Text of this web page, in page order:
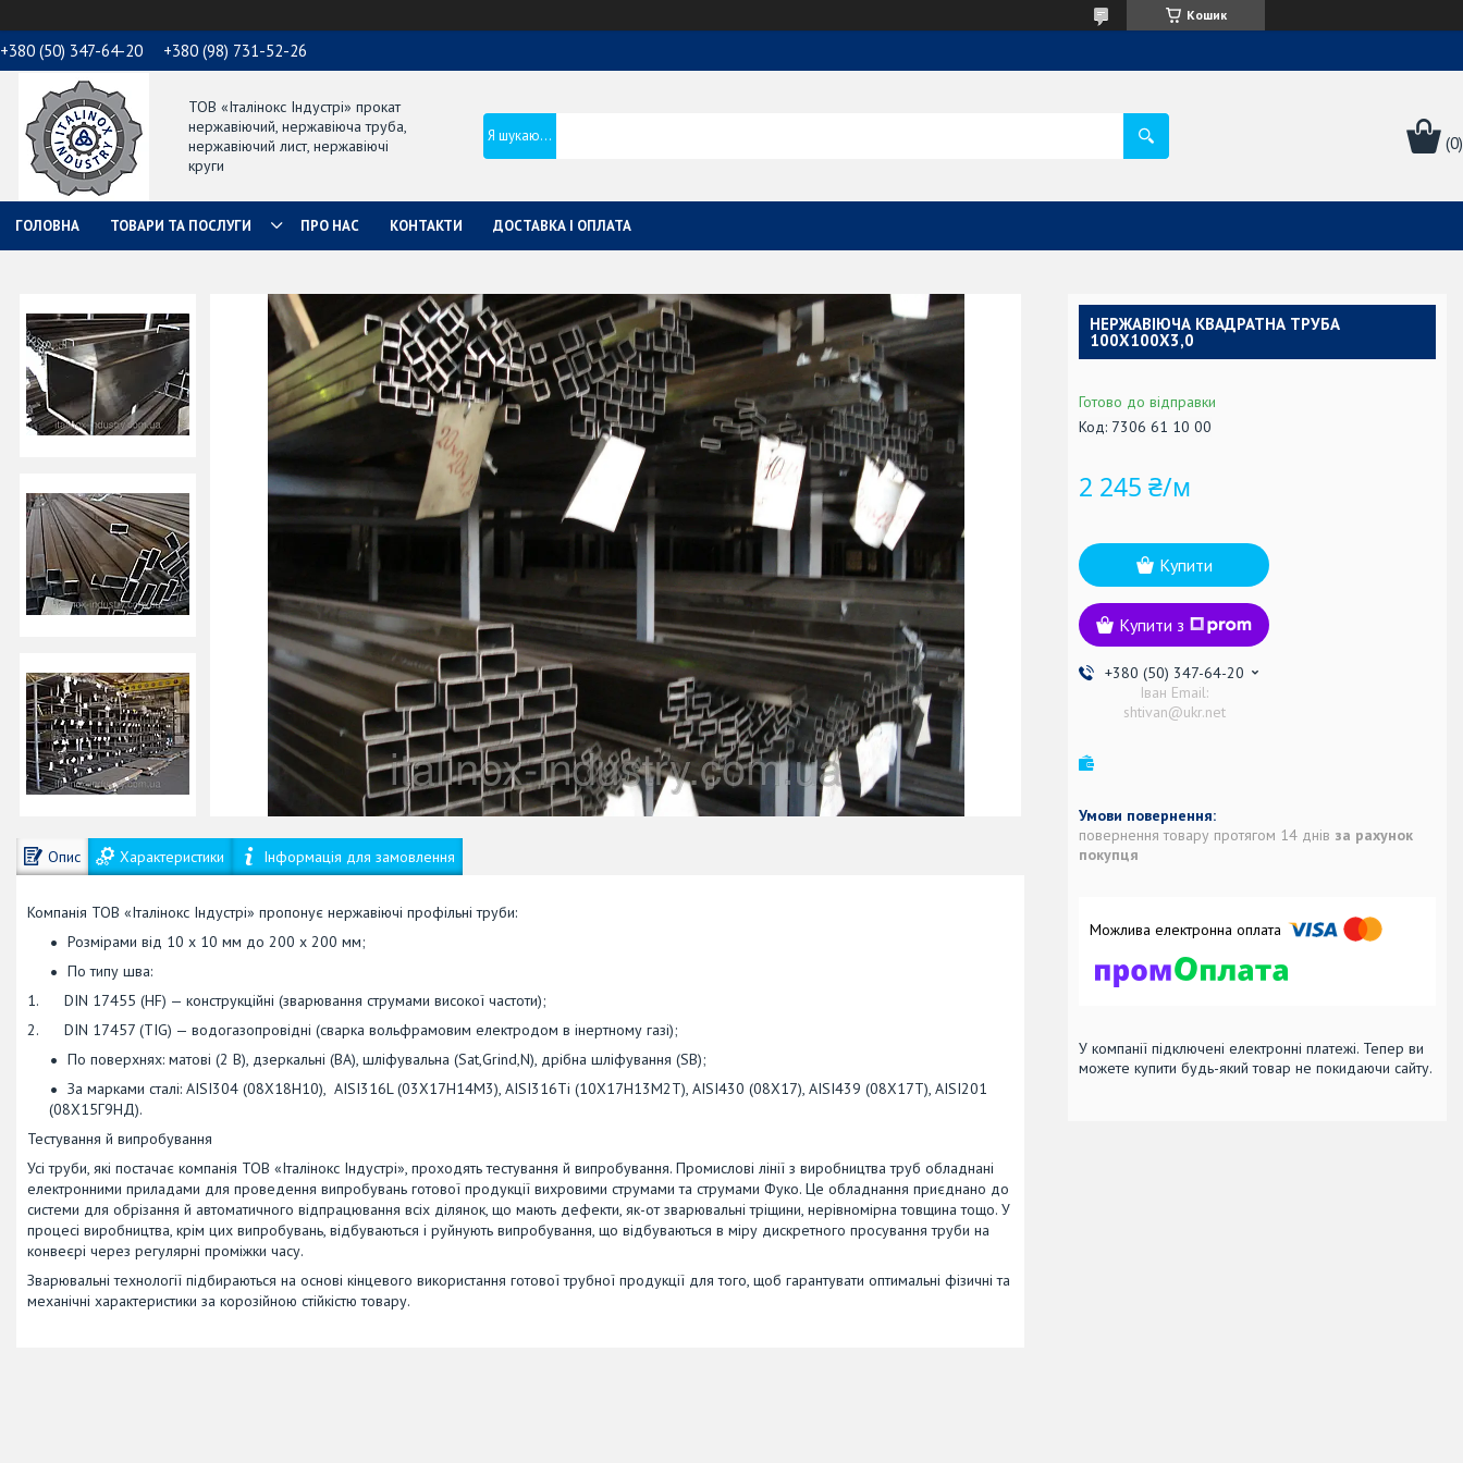
Кошик
+380 (50) 347-64-20 +380 (98) 731-52-26
ТОВ «Італінокс Індустрі» прокат
нержавіючий, нержавіюча труба,
нержавіючий лист, нержавіючі
круги
ГОЛОВНА ТОВАРИ ТА ПОСЛУГИ ПРО НАС КОНТАКТИ ДОСТАВКА І ОПЛАТА
Опис Характеристики Інформація для замовлення
Компанія ТОВ «Італінокс Індустрі» пропонує нержавіючі профільні труби:
Розмірами від 10 х 10 мм до 200 х 200 мм;
По типу шва:
1. DIN 17455 (HF) — конструкційні (зварювання струмами високої частоти);
2. DIN 17457 (TIG) — водогазопровідні (сварка вольфрамовим електродом в інертному газі);
По поверхнях: матові (2 В), дзеркальні (ВА), шліфувальна (Sat,Grind,N), дрібна шліфування (SB);
За марками сталі: AISI304 (08Х18Н10), AISI316L (03Х17Н14М3), AISI316Ti (10Х17Н13М2T), AISI430 (08Х17), AISI439 (08Х17Т), AISI201
(08Х15Г9НД).
Тестування й випробування
Усі труби, які постачає компанія ТОВ «Італінокс Індустрі», проходять тестування й випробування. Промислові лінії з виробництва труб обладнані
електронними приладами для проведення випробувань готової продукції вихровими струмами та струмами Фуко. Це обладнання приєднано до
системи для обрізання й автоматичного відпрацювання всіх ділянок, що мають дефекти, як-от зварювальні тріщини, нерівномірна товщина тощо. У
процесі виробництва, крім цих випробувань, відбуваються і руйнують випробування, що відбуваються в міру дискретного просування труби на
конвеєрі через регулярні проміжки часу.
Зварювальні технології підбираються на основі кінцевого використання готової трубної продукції для того, щоб гарантувати оптимальні фізичні та
механічні характеристики за корозійною стійкістю товару.
НЕРЖАВІЮЧА КВАДРАТНА ТРУБА
100Х100Х3,0
Готово до відправки
Код: 7306 61 10 00
2 245 ₴/м
Купити
Купити з
+380 (50) 347-64-20
Іван Email:
shtivan@ukr.net
повернення товару протягом 14 днів за рахунок
покупця
У компанії підключені електронні платежі. Тепер ви
можете купити будь-який товар не покидаючи сайту.